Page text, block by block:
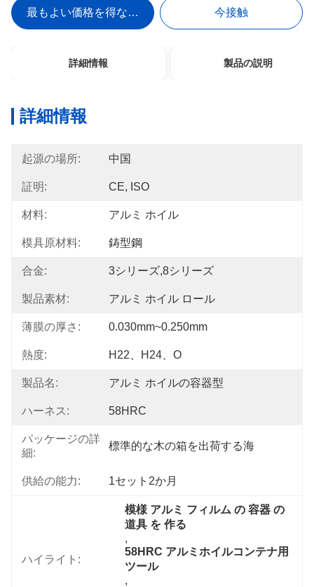
最もよい価格を得なさい 今接触
詳細情報 製品の説明
詳細情報
起源の場所: 中国
証明: CE, ISO
材料: アルミ ホイル
模具原材料: 鋳型鋼
合金: 3シリーズ,8シリーズ
製品素材: アルミ ホイル ロール
薄膜の厚さ: 0.030mm~0.250mm
熱度: H22、H24、O
製品名: アルミ ホイルの容器型
ハーネス: 58HRC
パッケージの詳
細:
標準的な木の箱を出荷する海
供給の能力: 1セット2か月
ハイライト:
模様 アルミ フィルム の 容器 の
道具 を 作る
,
58HRC アルミホイルコンテナ用
ツール
,